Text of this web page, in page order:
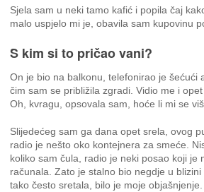
Sjela sam u neki tamo kafić i popila čaj
malo uspjelo mi je, obavila sam kupovinu
S kim si to pričao vani?
On je bio na balkonu, telefonirao je šećući
čim sam se približila zgradi. Vidio me i
Oh, kvragu, opsovala sam, hoće li mi se
Slijedećeg sam ga dana opet srela, ovog
radio je nešto oko kontejnera za smeće.
koliko sam čula, radio je neki posao koji je
računala. Zato je stalno bio negdje u
tako često sretala, bilo je moje